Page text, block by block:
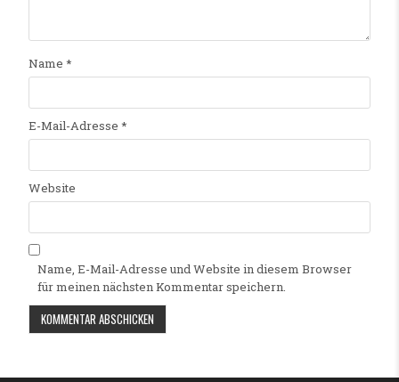
Name *
E-Mail-Adresse *
Website
Name, E-Mail-Adresse und Website in diesem Browser
für meinen nächsten Kommentar speichern.